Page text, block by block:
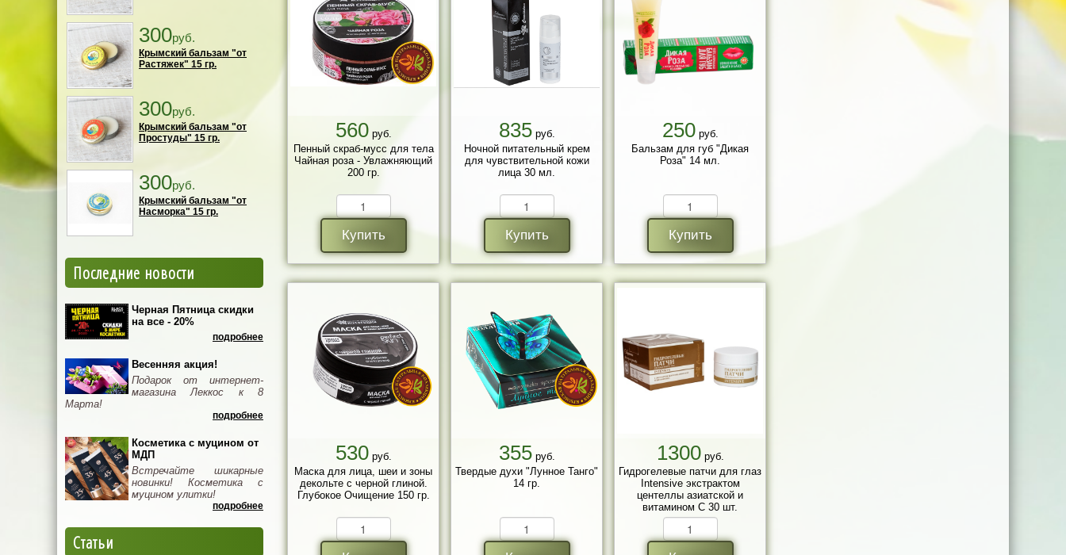
300руб.
Крымский бальзам "от
Растяжек" 15 гр.
300руб.
Крымский бальзам "от
Простуды" 15 гр.
300руб.
Крымский бальзам "от
Насморка" 15 гр.
Последние новости
Черная Пятница скидки
на все - 20%
подробнее
Весенняя акция!
Подарок от интернет-
магазина Леккос к 8
Марта!
подробнее
Косметика с муцином от
МДП
Встречайте шикарные
новинки! Косметика с
муцином улитки!
подробнее
Статьи
560руб.
Пенный скраб-мусс для тела
Чайная роза - Увлажняющий
200 гр.
Купить
835руб.
Ночной питательный крем
для чувствительной кожи
лица 30 мл.
Купить
250руб.
Бальзам для губ "Дикая
Роза" 14 мл.
Купить
530руб.
Маска для лица, шеи и зоны
декольте с черной глиной.
Глубокое Очищение 150 гр.
355руб.
Твердые духи "Лунное Танго"
14 гр.
1300руб.
Гидрогелевые патчи для глаз
Intensive экстрактом
центеллы азиатской и
витамином С 30 шт.